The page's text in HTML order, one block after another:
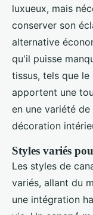
luxueux, mais
conserver son
alternative
qu'il puisse
tissus, tels que
apportent une
en une variété
décoration
Styles variés
Les styles de
variés, allant du
une intégration